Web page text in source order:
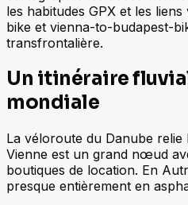
les habitudes GPX et les
bike et vienna-to-budapest-
transfrontalière.
Un itinéraire
mondiale
La véloroute du Danube relie
Vienne est un grand nœud
boutiques de location. En
presque entièrement en